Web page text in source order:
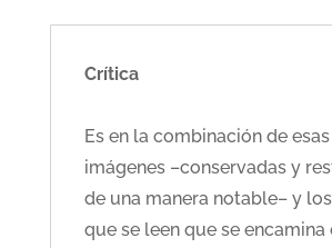
Crítica
Es en la combinación de
imágenes –conservadas y
de una manera notable– y
que se leen que se encamina